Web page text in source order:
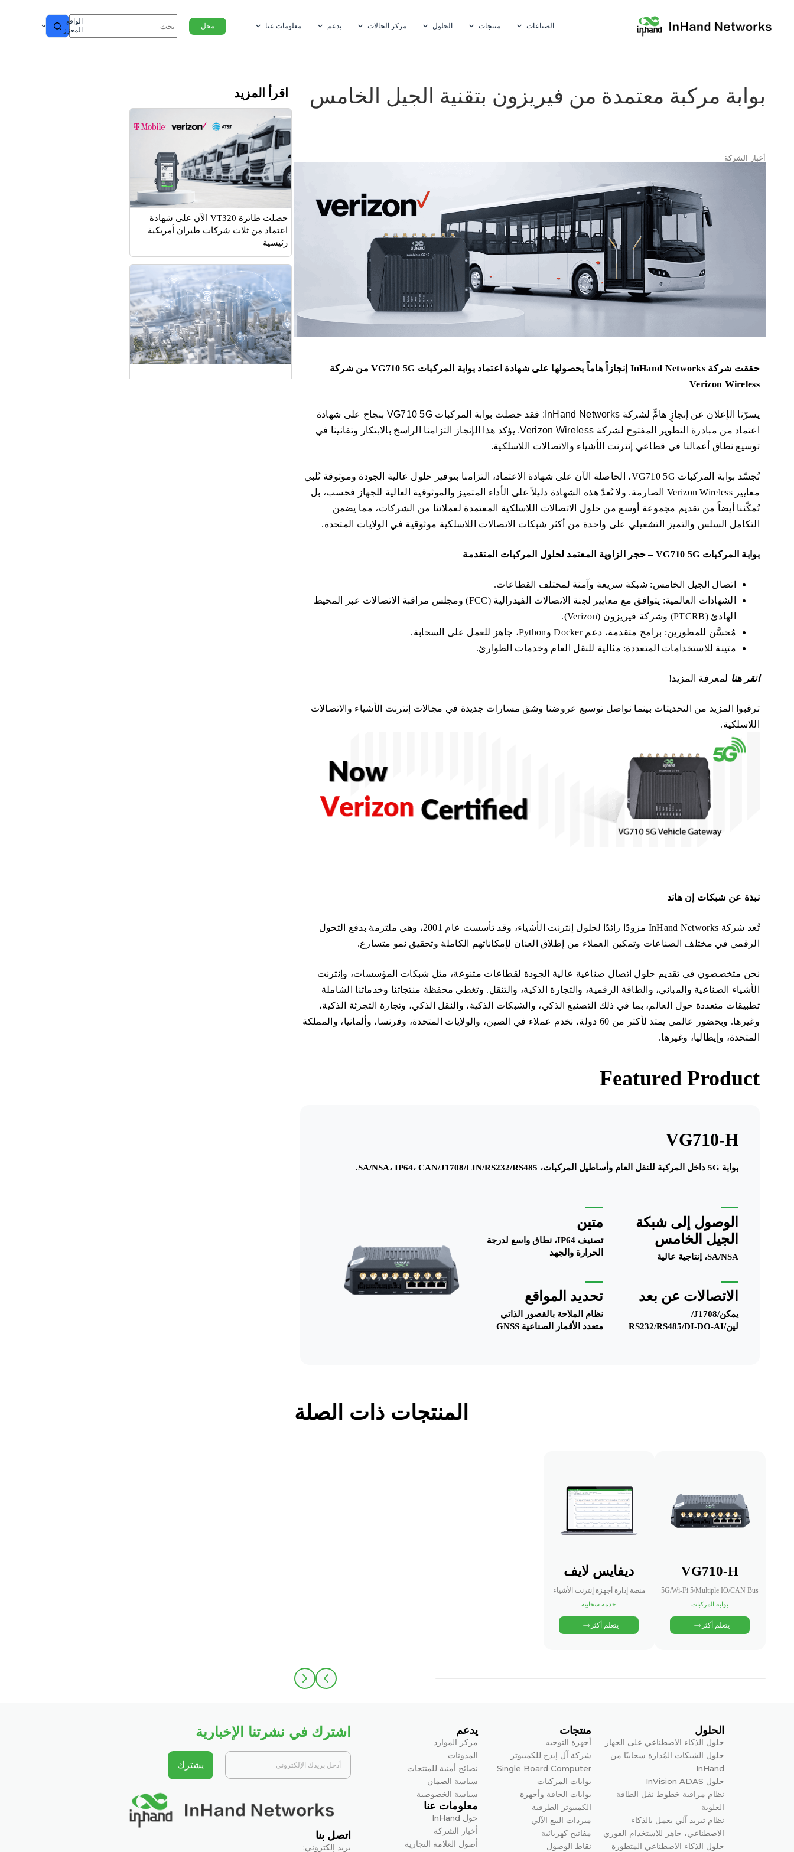
الصناعات منتجات الحلول مركز الحالات يدعم معلومات عنا محل
الواقع
المعزز
بوابة مركبة معتمدة من فيريزون بتقنية الجيل الخامس
أخبار الشركة
حققت شركة InHand Networks إنجازاً هاماً بحصولها على شهادة اعتماد بوابة المركبات VG710 5G من شركة
Verizon Wireless
يسرّنا الإعلان عن إنجازٍ هامٍّ لشركة InHand Networks: فقد حصلت بوابة المركبات VG710 5G بنجاح على شهادة
اعتماد من مبادرة التطوير المفتوح لشركة Verizon Wireless. يؤكد هذا الإنجاز التزامنا الراسخ بالابتكار وتفانينا في
توسيع نطاق أعمالنا في قطاعي إنترنت الأشياء والاتصالات اللاسلكية.
تُجسّد بوابة المركبات VG710 5G، الحاصلة الآن على شهادة الاعتماد، التزامنا بتوفير حلول عالية الجودة وموثوقة تُلبي
معايير Verizon Wireless الصارمة. ولا تُعدّ هذه الشهادة دليلاً على الأداء المتميز والموثوقية العالية للجهاز فحسب، بل
تُمكّننا أيضاً من تقديم مجموعة أوسع من حلول الاتصالات اللاسلكية المعتمدة لعملائنا من الشركات، مما يضمن
التكامل السلس والتميز التشغيلي على واحدة من أكثر شبكات الاتصالات اللاسلكية موثوقية في الولايات المتحدة.
بوابة المركبات VG710 5G – حجر الزاوية المعتمد لحلول المركبات المتقدمة
اتصال الجيل الخامس: شبكة سريعة وآمنة لمختلف القطاعات.
الشهادات العالمية: يتوافق مع معايير لجنة الاتصالات الفيدرالية (FCC) ومجلس مراقبة الاتصالات عبر المحيط
الهادئ (PTCRB) وشركة فيريزون (Verizon).
مُحسَّن للمطورين: برامج متقدمة، دعم Docker وPython، جاهز للعمل على السحابة.
متينة للاستخدامات المتعددة: مثالية للنقل العام وخدمات الطوارئ.
انقر هنا لمعرفة المزيد!
ترقبوا المزيد من التحديثات بينما نواصل توسيع عروضنا وشق مسارات جديدة في مجالات إنترنت الأشياء والاتصالات
اللاسلكية.
نبذة عن شبكات إن هاند
تُعد شركة InHand Networks مزودًا رائدًا لحلول إنترنت الأشياء، وقد تأسست عام 2001، وهي ملتزمة بدفع التحول
الرقمي في مختلف الصناعات وتمكين العملاء من إطلاق العنان لإمكاناتهم الكاملة وتحقيق نمو متسارع.
نحن متخصصون في تقديم حلول اتصال صناعية عالية الجودة لقطاعات متنوعة، مثل شبكات المؤسسات، وإنترنت
الأشياء الصناعية والمباني، والطاقة الرقمية، والتجارة الذكية، والتنقل. وتغطي محفظة منتجاتنا وخدماتنا الشاملة
تطبيقات متعددة حول العالم، بما في ذلك التصنيع الذكي، والشبكات الذكية، والنقل الذكي، وتجارة التجزئة الذكية،
وغيرها. وبحضور عالمي يمتد لأكثر من 60 دولة، نخدم عملاء في الصين، والولايات المتحدة، وفرنسا، وألمانيا، والمملكة
المتحدة، وإيطاليا، وغيرها.
Featured Product
VG710-H
بوابة 5G داخل المركبة للنقل العام وأساطيل المركبات، SA/NSA، IP64، CAN/J1708/LIN/RS232/RS485.
الوصول إلى شبكة
الجيل الخامس
SA/NSA، إنتاجية عالية
متين
تصنيف IP64، نطاق واسع لدرجة
الحرارة والجهد
الاتصالات عن بعد
يمكن/J1708/
لين/RS232/RS485/DI-DO-AI
تحديد المواقع
نظام الملاحة بالقصور الذاتي
متعدد الأقمار الصناعية GNSS
المنتجات ذات الصلة
VG710-H
5G/Wi-Fi 5/Multiple IO/CAN Bus
بوابة المركبات
يتعلم أكثر
ديفايس لايف
منصة إدارة أجهزة إنترنت الأشياء
خدمة سحابية
يتعلم أكثر
اقرأ المزيد
حصلت طائرة VT320 الآن على شهادة
اعتماد من ثلاث شركات طيران أمريكية
رئيسية
الحلول
حلول الذكاء الاصطناعي على الجهاز
حلول الشبكات المُدارة سحابيًا من
InHand
حلول InVision ADAS
نظام مراقبة خطوط نقل الطاقة
العلوية
نظام تبريد آلي يعمل بالذكاء
الاصطناعي، جاهز للاستخدام الفوري
حلول الذكاء الاصطناعي المتطورة
منتجات
أجهزة التوجيه
شركة آل إيدج للكمبيوتر
Single Board Computer
بوابات المركبات
بوابات الحافة وأجهزة
الكمبيوتر الطرفية
مبردات البيع الآلي
مفاتيح كهربائية
نقاط الوصول
يدعم
مركز الموارد
المدونات
نصائح أمنية للمنتجات
سياسة الضمان
سياسة الخصوصية
معلومات عنا
حول InHand
أخبار الشركة
أصول العلامة التجارية
اشترك في نشرتنا الإخبارية
يشترك
اتصل بنا
بريد إلكتروني: